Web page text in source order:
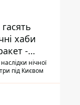
хаби
-
нічної
під Києвом